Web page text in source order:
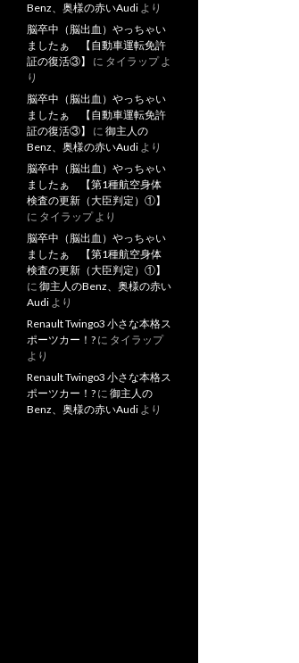
Benz、奥様の赤いAudi より
脳卒中（脳出血）やっちゃい
ましたぁ 【自動車運転免許
証の復活③】
に タイラップよ
り
脳卒中（脳出血）やっちゃい
ましたぁ 【自動車運転免許
証の復活③】
に 御主人の
Benz、奥様の赤いAudi より
脳卒中（脳出血）やっちゃい
ましたぁ 【第1種航空身体
検査の更新（大臣判定）①】
に タイラップより
脳卒中（脳出血）やっちゃい
ましたぁ 【第1種航空身体
検査の更新（大臣判定）①】
に 御主人のBenz、奥様の赤い
Audi より
Renault Twingo3 小さな本格ス
ポーツカー！? に タイラップ
より
Renault Twingo3 小さな本格ス
ポーツカー！? に 御主人の
Benz、奥様の赤いAudi より